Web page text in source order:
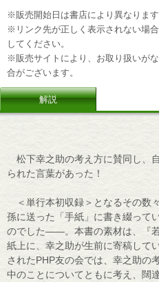
※販売開始日は書店により異なります
※リンク先が正しく表示されない場
してください。
※販売サイトにより、お取り扱いが
合がございます。
解説
松下幸之助の考え方に賛同し、
られた言葉があった！
＜単行本初収録＞となるその数
孫に送った「手紙」に書き綴って
のでした――。本書の素材は、『
紙上に、幸之助が生前に寄稿して
されたPHP友の会では、幸之助の
中のことについてともに考え、闊